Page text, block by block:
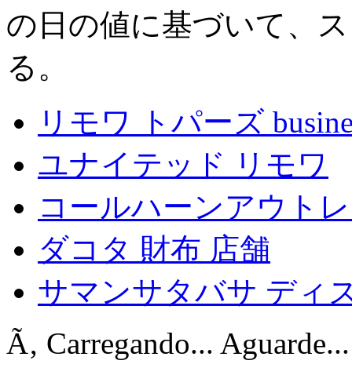
の日の値に基づいて、
る。
リモワ トパーズ
ユナイテッド リモワ
コールハーンアウト
ダコタ 財布 店舗
サマンサタバサ ディ
Ã‚ Carregando... Aguarde...